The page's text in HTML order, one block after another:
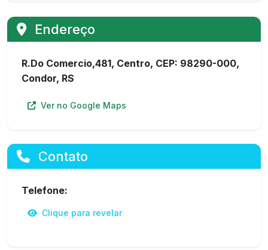
Endereço
R.Do Comercio,481, Centro, CEP: 98290-000,
Condor, RS
Ver no Google Maps
Contato
Telefone:
Clique para revelar